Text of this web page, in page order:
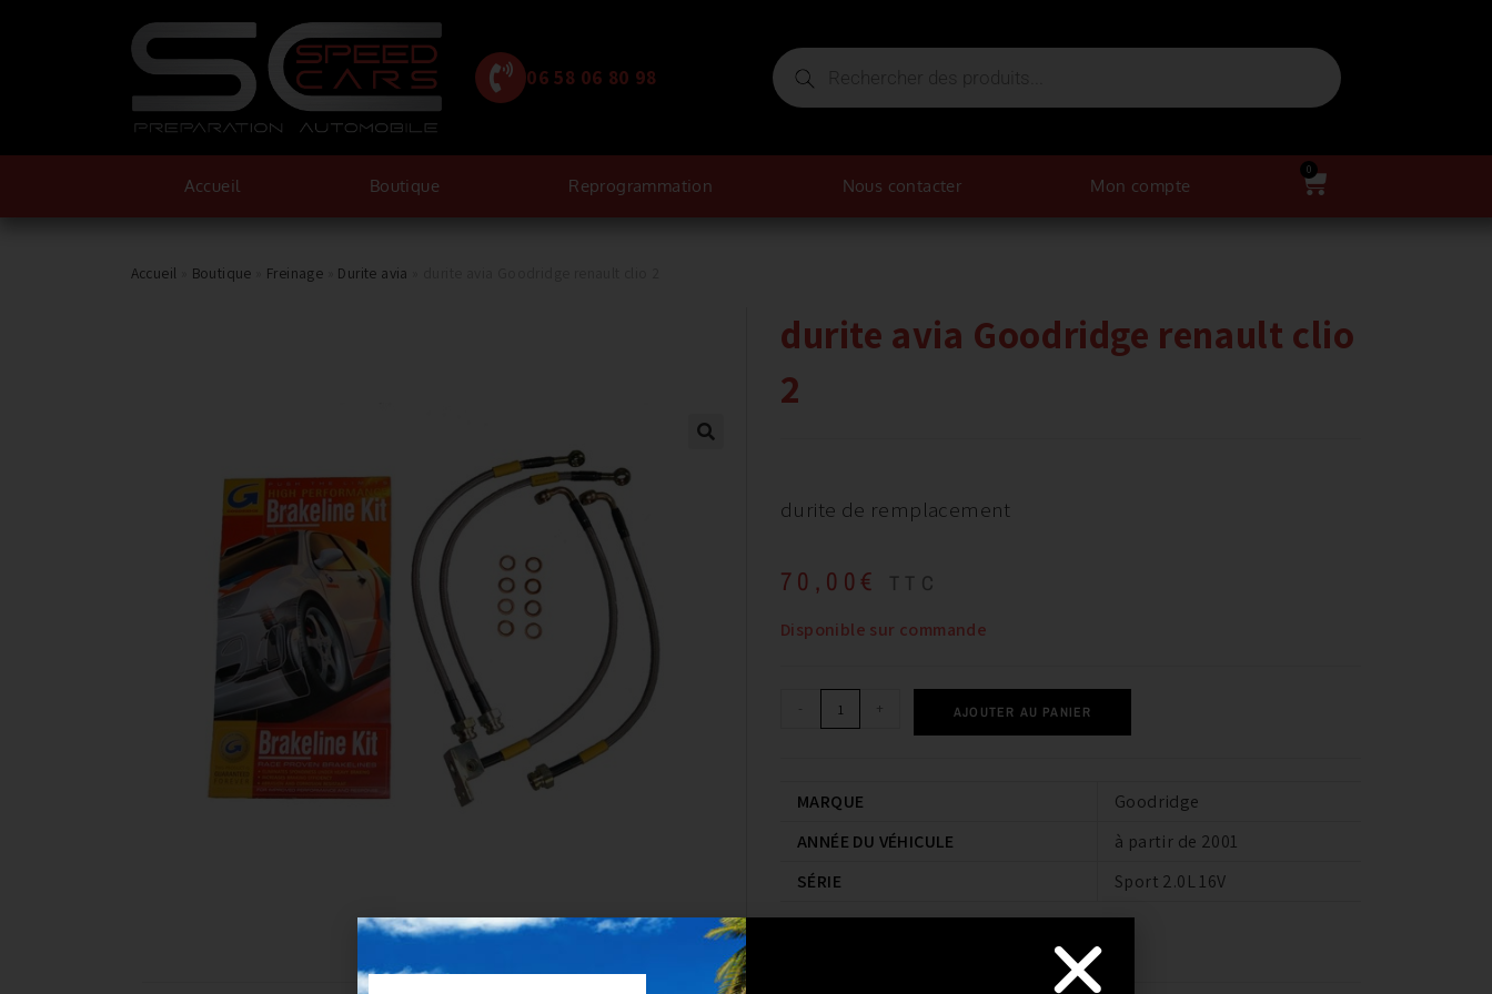
06 58 06 80 98
Accueil Boutique Reprogrammation Nous contacter Mon compte
0
Accueil Boutique Freinage Durite avia
durite avia Goodridge renault clio
2
durite de remplacement
70,00 € TTC
Disponible sur commande
- + AJOUTER AU PANIER
MARQUE
Goodridge
ANNÉE DU VÉHICULE
à partir de 2001
SÉRIE
Sport 2.0L 16V